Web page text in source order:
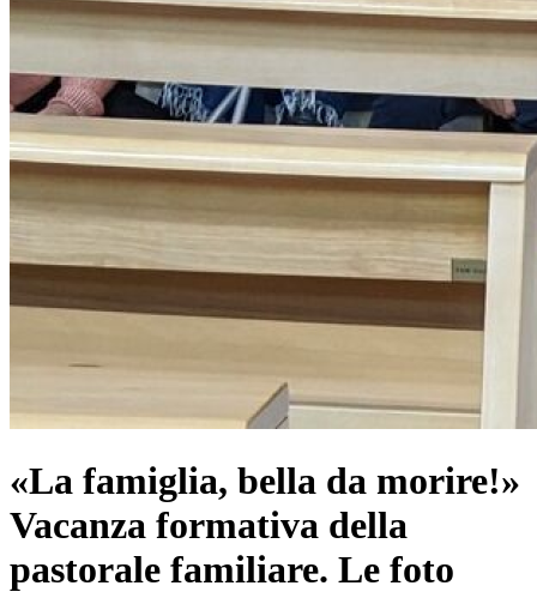
«La famiglia, bella da morire!»
Vacanza formativa della
pastorale familiare. Le foto